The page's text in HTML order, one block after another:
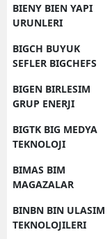
BIENY BIEN YAPI
URUNLERI
BIGCH BUYUK
SEFLER BIGCHEFS
BIGEN BIRLESIM
GRUP ENERJI
BIGTK BIG MEDYA
TEKNOLOJI
BIMAS BIM
MAGAZALAR
BINBN BIN ULASIM
TEKNOLOJILERI